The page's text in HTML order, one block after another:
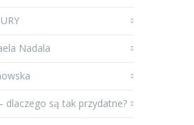
Nadala
dlaczego są tak przydatne?